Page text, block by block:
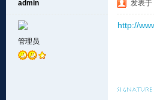
admin
管理员
发表
http://